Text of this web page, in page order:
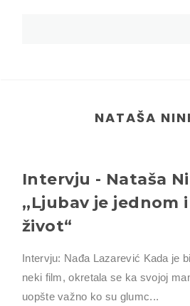
NATAŠA
Intervju - Nataša
,,Ljubav je jednom
život“
Intervju: Nađa Lazarević Kada je
neki film, okretala se ka svojoj
uopšte važno ko su glumc...